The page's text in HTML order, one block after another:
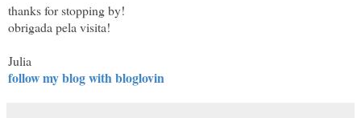
thanks for stopping by!
obrigada pela visita!
Julia
follow my blog with bloglovin